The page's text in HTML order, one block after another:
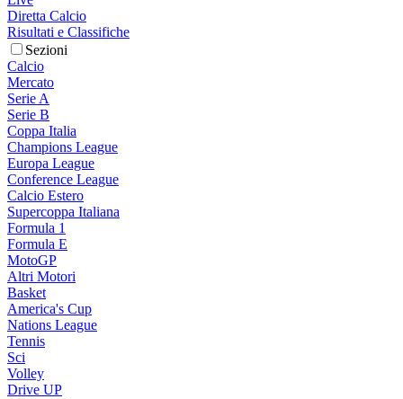
Diretta Calcio
Risultati e Classifiche
Sezioni
Calcio
Mercato
Serie A
Serie B
Coppa Italia
Champions League
Europa League
Conference League
Calcio Estero
Supercoppa Italiana
Formula 1
Formula E
MotoGP
Altri Motori
Basket
America's Cup
Nations League
Tennis
Sci
Volley
Drive UP